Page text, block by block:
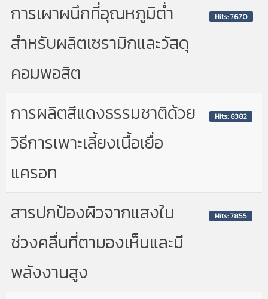
การเผาผนึกที่อุณหภูมิต่ำ
สำหรับผลิตเซรามิกและวัสดุ
คอมพอสิต
Hits: 7670
การผลิตสีแดงธรรมชาติด้วย
วิธีการเพาะเลี้ยงเนื้อเยื่อ
แครอท
Hits: 8382
สารปกป้องผิวจากแสงใน
ช่วงคลื่นที่ตามองเห็นและมี
พลังงานสูง
Hits: 7855